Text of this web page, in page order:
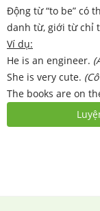
Động từ “to be” có
danh từ, giới từ chỉ
Ví dụ:
He is an engineer.
She is very cute.
The books are on